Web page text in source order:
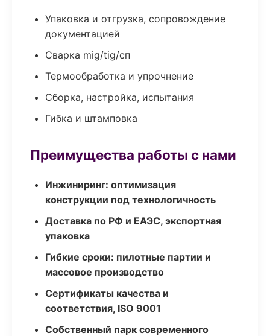
Упаковка и отгрузка, сопровождение
документацией
Сварка mig/tig/сп
Термообработка и упрочнение
Сборка, настройка, испытания
Гибка и штамповка
Преимущества работы с нами
Инжиниринг: оптимизация
конструкции под технологичность
Доставка по РФ и ЕАЭС, экспортная
упаковка
Гибкие сроки: пилотные партии и
массовое производство
Сертификаты качества и
соответствия, ISO 9001
Собственный парк современного